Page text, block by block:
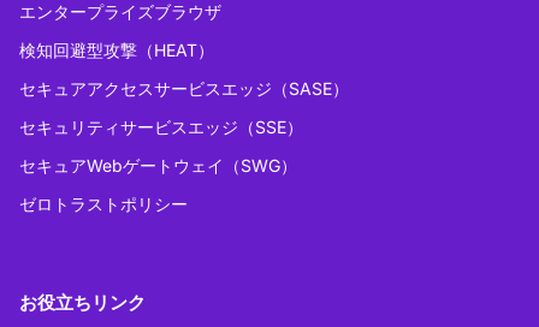
エンタープライズブラウザ
検知回避型攻撃（HEAT）
セキュアアクセスサービスエッジ（SASE）
セキュリティサービスエッジ（SSE）
セキュアWebゲートウェイ（SWG）
ゼロトラストポリシー
お役立ちリンク